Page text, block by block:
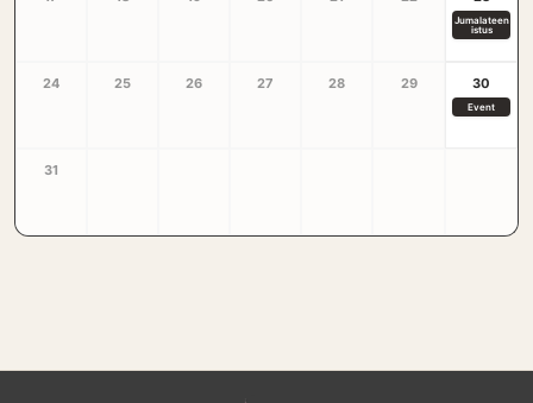
Jumalateen
istus
24 25 26 27 28 29 30
Event
31